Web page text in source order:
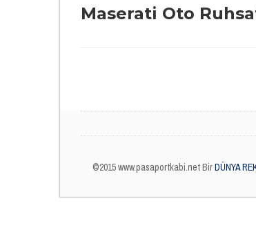
Maserati Oto
©2015 www.pasaportkabi.net BirDÜNYA